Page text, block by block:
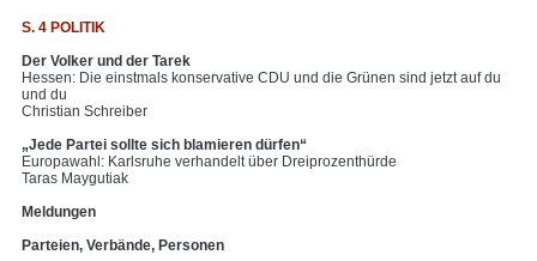
S. 4 POLITIK
Der Volker und der Tarek
Hessen: Die einstmals konservative CDU und die Grünen sind jetzt auf du
und du
Christian Schreiber
„Jede Partei sollte sich blamieren dürfen“
Europawahl: Karlsruhe verhandelt über Dreiprozenthürde
Taras Maygutiak
Meldungen
Parteien, Verbände, Personen